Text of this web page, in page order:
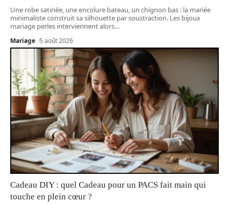
Une robe satinée, une encolure bateau, un chignon bas : la mariée
minimaliste construit sa silhouette par soustraction. Les bijoux
mariage perles interviennent alors…
Mariage 5 août 2026
Cadeau DIY : quel Cadeau pour un PACS fait main qui
touche en plein cœur ?